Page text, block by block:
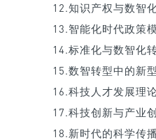
12.知识产权与数智
13.智能化时代政策
14.标准化与数智化
15.数智转型中的新
16.科技人才发展理
17.科技创新与产业
18.新时代的科学传